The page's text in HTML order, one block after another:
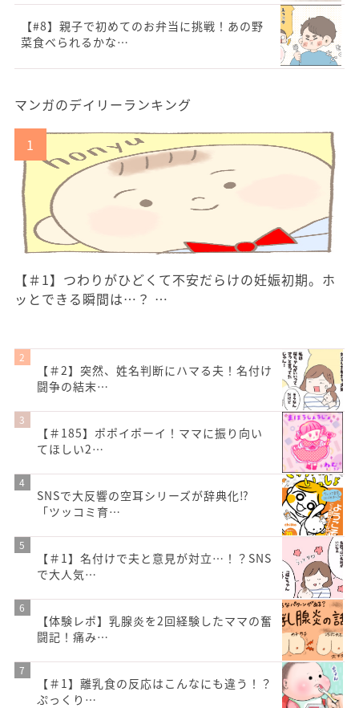
【#8】親子で初めてのお弁当に挑戦！あの野
菜食べられるかな…
マンガのデイリーランキング
【＃1】つわりがひどくて不安だらけの妊娠初期。ホ
ッとできる瞬間は…？ …
【＃2】突然、姓名判断にハマる夫！名付け
闘争の結末…
【＃185】ポポイポーイ！ママに振り向い
てほしい2…
SNSで大反響の空耳シリーズが辞典化⁉
「ツッコミ育…
【＃1】名付けで夫と意見が対立…！？SNS
で大人気…
【体験レポ】乳腺炎を2回経験したママの奮
闘記！痛み…
【＃1】離乳食の反応はこんなにも違う！？
ぷっくり…